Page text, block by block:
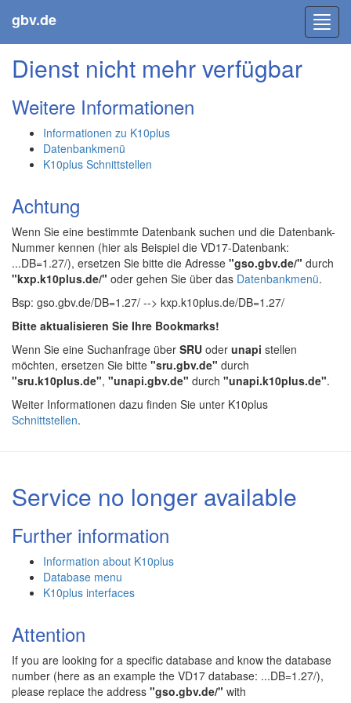
gbv.de
Dienst nicht mehr verfügbar
Weitere Informationen
Informationen zu K10plus
Datenbankmenü
K10plus Schnittstellen
Achtung
Wenn Sie eine bestimmte Datenbank suchen und die Datenbank-
Nummer kennen (hier als Beispiel die VD17-Datenbank:
...DB=1.27/), ersetzen Sie bitte die Adresse "gso.gbv.de/" durch
"kxp.k10plus.de/" oder gehen Sie über das Datenbankmenü.
Bsp: gso.gbv.de/DB=1.27/ --> kxp.k10plus.de/DB=1.27/
Bitte aktualisieren Sie Ihre Bookmarks!
Wenn Sie eine Suchanfrage über SRU oder unapi stellen
möchten, ersetzen Sie bitte "sru.gbv.de" durch
"sru.k10plus.de", "unapi.gbv.de" durch "unapi.k10plus.de".
Weiter Informationen dazu finden Sie unter K10plus
Schnittstellen.
Service no longer available
Further information
Information about K10plus
Database menu
K10plus interfaces
Attention
If you are looking for a specific database and know the database
number (here as an example the VD17 database: ...DB=1.27/),
please replace the address "gso.gbv.de/" with